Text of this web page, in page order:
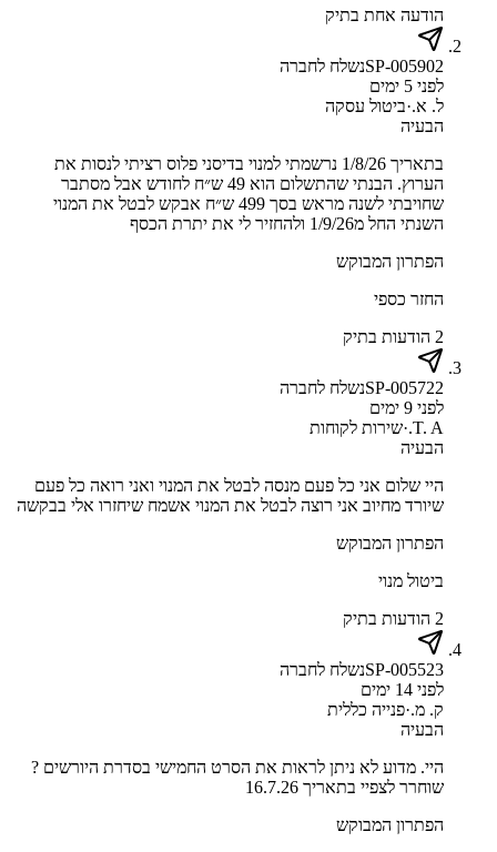
הודעה אחת בתיק
SP-005902נשלח לחברה
לפני 5 ימים
ל. א.·ביטול עסקה
הבעיה
בתאריך 1/8/26 נרשמתי למנוי בדיסני פלוס רציתי לנסות את
הערוץ. הבנתי שהתשלום הוא 49 ש״ח לחודש אבל מסתבר
שחויבתי לשנה מראש בסך 499 ש״ח אבקש לבטל את המנוי
השנתי החל מ1/9/26 ולהחזיר לי את יתרת הכסף
הפתרון המבוקש
החזר כספי
2 הודעות בתיק
SP-005722נשלח לחברה
לפני 9 ימים
T. A.
·שירות לקוחות
הבעיה
היי שלום אני כל פעם מנסה לבטל את המנוי ואני רואה כל פעם
שיורד מחיוב אני רוצה לבטל את המנוי אשמח שיחזרו אלי בבקשה
הפתרון המבוקש
ביטול מנוי
2 הודעות בתיק
SP-005523נשלח לחברה
לפני 14 ימים
ק. מ.·פנייה כללית
הבעיה
היי. מדוע לא ניתן לראות את הסרט החמישי בסדרת היורשים ?
שוחרר לצפיי בתאריך 16.7.26
הפתרון המבוקש